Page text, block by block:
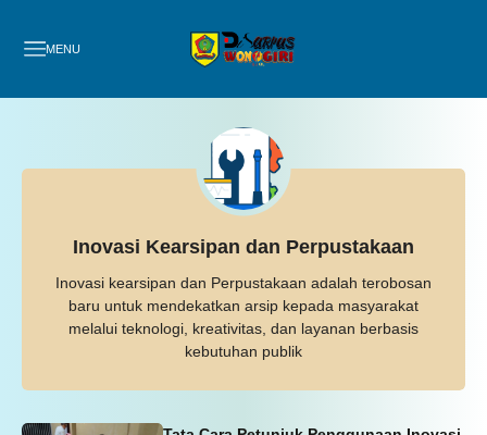
MENU
Inovasi Kearsipan dan Perpustakaan
Inovasi kearsipan dan Perpustakaan adalah terobosan
baru untuk mendekatkan arsip kepada masyarakat
melalui teknologi, kreativitas, dan layanan berbasis
kebutuhan publik